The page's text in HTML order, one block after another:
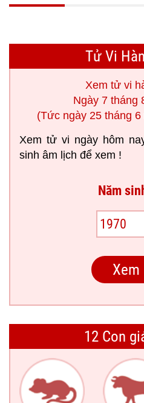
Tử Vi
Xem tử vi
Ngày 7 tháng
(Tức ngày 25 tháng
Xem tử vi ngày hôm
sinh âm lịch để xem !
Năm
12 Con